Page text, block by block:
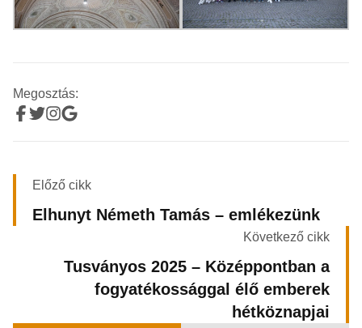
Megosztás:
Előző cikk
Elhunyt Németh Tamás – emlékezünk
Következő cikk
Tusványos 2025 – Középpontban a
fogyatékossággal élő emberek
hétköznapjai